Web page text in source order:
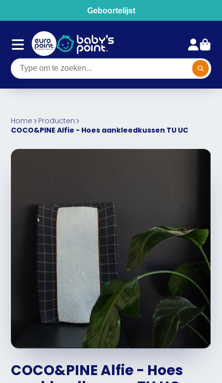
Geboortelijst
Home
Producten
COCO&PINE Alfie - Hoes aankleedkussen TU UC
COCO&PINE Alfie - Hoes